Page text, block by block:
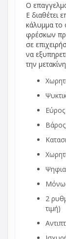
Ο
E διαθέτει
κάλυμμα το
φρέσκων
σε
να
την
2
τιμή)